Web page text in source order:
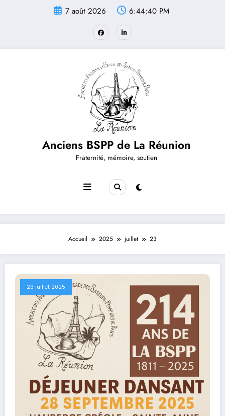
7 août 2026 6:44:40 PM
Anciens BSPP de La Réunion
Fraternité, mémoire, soutien
Accueil 2025 juillet 23
23 juillet 2025